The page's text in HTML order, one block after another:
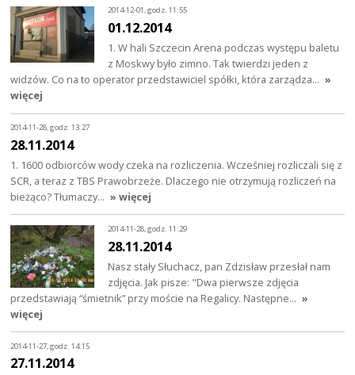
2014-12-01, godz. 11:55
01.12.2014
1. W hali Szczecin Arena podczas występu baletu
z Moskwy było zimno. Tak twierdzi jeden z
widzów. Co na to operator przedstawiciel spółki, która zarządza… »
więcej
2014-11-28, godz. 13:27
28.11.2014
1. 1600 odbiorców wody czeka na rozliczenia. Wcześniej rozliczali się z
SCR, a teraz z TBS Prawobrzeże. Dlaczego nie otrzymują rozliczeń na
bieżąco? Tłumaczy… » więcej
2014-11-28, godz. 11:29
28.11.2014
Nasz stały Słuchacz, pan Zdzisław przesłał nam
zdjęcia. Jak pisze: "Dwa pierwsze zdjęcia
przedstawiają “śmietnik” przy moście na Regalicy. Następne… »
więcej
2014-11-27, godz. 14:15
27.11.2014